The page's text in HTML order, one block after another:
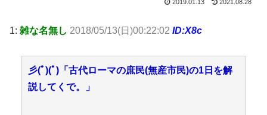
2019.01.13 2021.08.28
1: 雑な名無し 2018/05/13(日)00:22:02 ID:X8c
彡(ﾟ)(ﾟ)「古代ローマの庶民(無産市民)の1日を解
説してくで。」